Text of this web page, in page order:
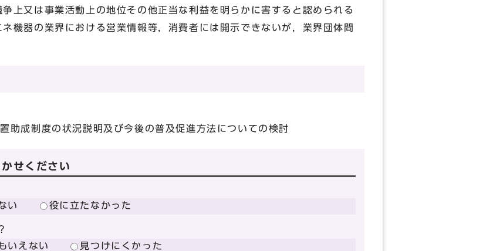
上又は事業活動上の地位その他正当な利益を明らかに害すると認められる
機器の業界における営業情報等，消費者には開示できないが，業界団体間
成制度の状況説明及び今後の普及促進方法についての検討
せください
い 役に立たなかった
いえない 見つけにくかった